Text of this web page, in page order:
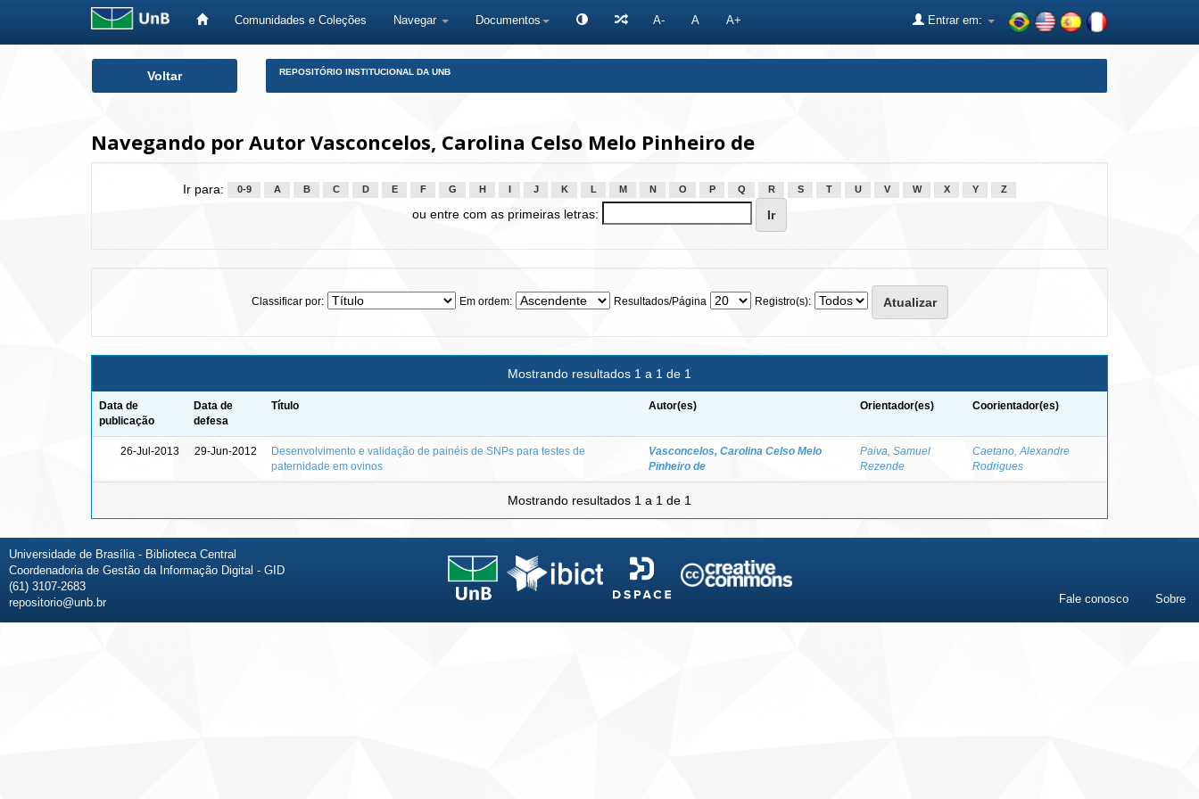
Comunidades e Coleções Navegar Documentos A- A A+ Entrar em:
Voltar REPOSITÓRIO INSTITUCIONAL DA UNB
Navegando por Autor Vasconcelos, Carolina Celso Melo Pinheiro de
Ir para: 0-9 A B C D E F G H J K L M N O P Q R S T U V W X Y Z
ou entre com as primeiras letras:
Classificar por: Em ordem: Resultados/Página Registro(s):
Mostrando resultados 1 a 1 de 1
Data de
publicação
Data de
defesa
Título Autor(es) Orientador(es) Coorientador(es)
26-Jul-2013 29-Jun-2012
Desenvolvimento e validação de painéis de SNPs para testes de
paternidade em ovinos
Vasconcelos, Carolina Celso Melo
Pinheiro de
Paiva, Samuel
Rezende
Caetano, Alexandre
Rodrigues
Mostrando resultados 1 a 1 de 1
Universidade de Brasília - Biblioteca Central
Coordenadoria de Gestão da Informação Digital - GID
(61) 3107-2683
repositorio@unb.br
Fale conosco Sobre